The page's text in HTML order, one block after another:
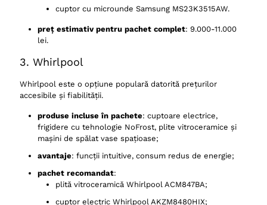
cuptor cu microunde Samsung MS23K3515AW.
preț estimativ pentru pachet complet: 9.000-11.000
lei.
3. Whirlpool
Whirlpool este o opțiune populară datorită prețurilor
accesibile și fiabilității.
produse incluse în pachete: cuptoare electrice,
frigidere cu tehnologie NoFrost, plite vitroceramice și
mașini de spălat vase spațioase;
avantaje: funcții intuitive, consum redus de energie;
pachet recomandat:
plită vitroceramică Whirlpool ACM847BA;
cuptor electric Whirlpool AKZM8480HIX;